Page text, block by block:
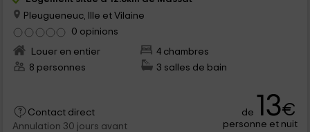
Pleugueneuc, Ille et Vilaine
0 opinions
Louer en entier
4 chambres
8 personnes
3 salles de bain
Contact direct
Annulation 30 jours avant
de 13€
personne et nuit